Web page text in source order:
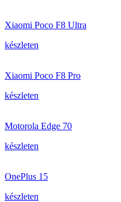
Xiaomi Poco F8 Ultra
készleten
Xiaomi Poco F8 Pro
készleten
Motorola Edge 70
készleten
OnePlus 15
készleten